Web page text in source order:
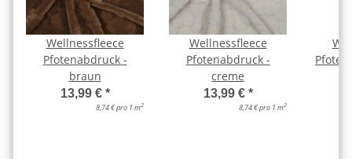
Wellnessfleece
Pfotenabdruck -
braun
13,99 € *
8,74 € pro 1 m2
Wellnessfleece
Pfotenabdruck -
creme
13,99 € *
8,74 € pro 1 m2